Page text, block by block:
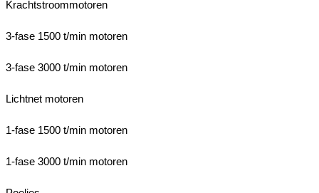
Krachtstroommotoren
3-fase 1500 t/min motoren
3-fase 3000 t/min motoren
Lichtnet motoren
1-fase 1500 t/min motoren
1-fase 3000 t/min motoren